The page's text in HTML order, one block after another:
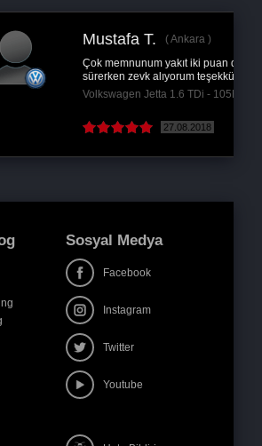
T.
Ankara
memnunum yakıt iki puan düştü aracımı
zevk alıyorum teşekkürler Ümit’im
Jetta 1.6 TDi - 105Hp @140 Hp
27.08.2018
Sosyal Medya
Facebook
Instagram
Twitter
Youtube